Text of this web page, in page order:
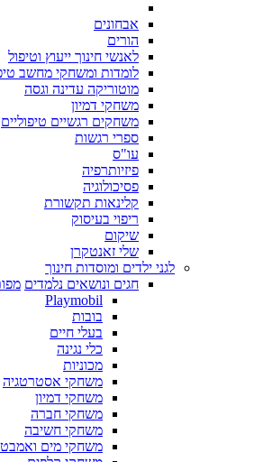
אבחונים
הורים
לאנשי חינוך ייעוץ וטיפול
לומדות ומשחקי מחשב
מוטוריקה עדינה וגסה
משחקי דמיון
משחקים רגשיים טיפוליים
ספרי רגשות
עו"ס
פיזיותרפיה
פסיכולוגיה
קלינאות תקשורת
ריפוי בעיסוק
שיקום
שלי זאנטקרן
לגני ילדים ומוסדות חינוך
חגים ונושאים נלמדים
Playmobil
בובות
בעלי חיים
כלי נגינה
מכוניות
משחקי אסטרטגיה
משחקי דמיון
משחקי חברה
משחקי חשיבה
משחקי מים